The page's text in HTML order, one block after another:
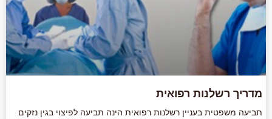
מדריך רשלנות רפואית
תביעה משפטית בעניין רשלנות רפואית הינה תביעה לפיצוי בגין נזקים